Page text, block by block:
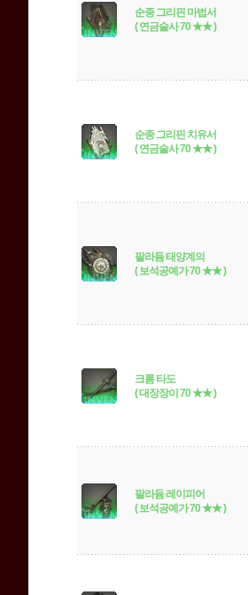
순종 그리핀 마법서
( 연금술사 70 ★★ )
순종 그리핀 치유서
( 연금술사 70 ★★ )
팔라듐 태양계의
( 보석공예가 70 ★★ )
크롬 타도
( 대장장이 70 ★★ )
팔라듐 레이피어
( 보석공예가 70 ★★ )